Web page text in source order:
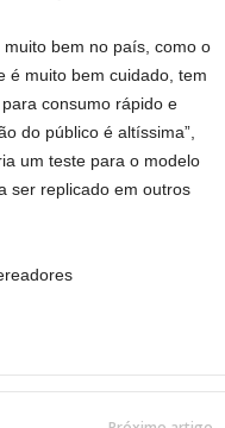
bem no país, como o
é muito bem cuidado, tem
consumo rápido e
do público é altíssima”,
um teste para o modelo
ser replicado em outros